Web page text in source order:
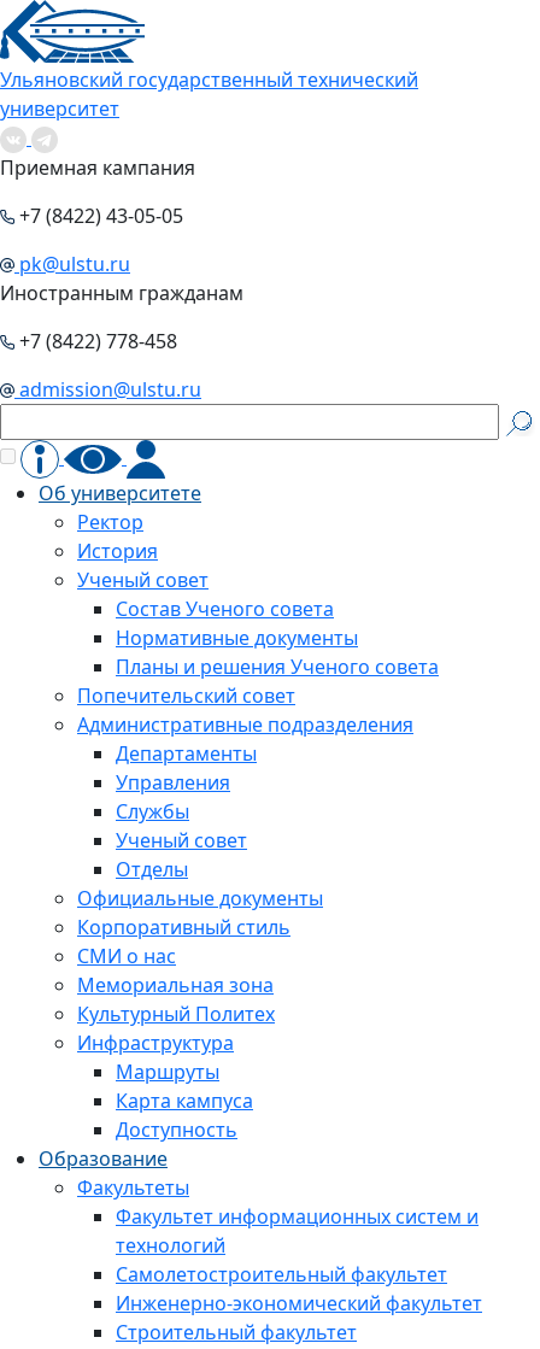
Ульяновский государственный технический
университет
Приемная кампания
+7 (8422) 43-05-05
pk@ulstu.ru
Иностранным гражданам
+7 (8422) 778-458
admission@ulstu.ru
Об университете
Ректор
История
Ученый совет
Состав Ученого совета
Нормативные документы
Планы и решения Ученого совета
Попечительский совет
Административные подразделения
Департаменты
Управления
Службы
Ученый совет
Отделы
Официальные документы
Корпоративный стиль
СМИ о нас
Мемориальная зона
Культурный Политех
Инфраструктура
Маршруты
Карта кампуса
Доступность
Образование
Факультеты
Факультет информационных систем и
технологий
Самолетостроительный факультет
Инженерно-экономический факультет
Строительный факультет